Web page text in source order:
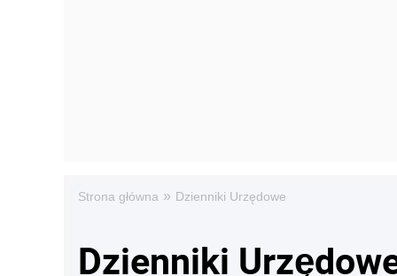
Strona główna » Dzienniki Urzędowe
Dzienniki